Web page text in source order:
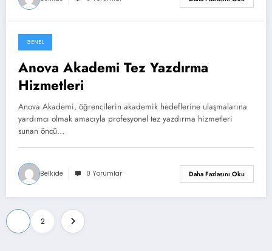
Mart 2, 2024
GENEL
Anova Akademi Tez Yazdırma
Hizmetleri
Anova Akademi, öğrencilerin akademik hedeflerine ulaşmalarına
yardımcı olmak amacıyla profesyonel tez yazdırma hizmetleri
sunan öncü…
Belkide 0 Yorumlar Daha Fazlasını Oku
Yazı
sayfalaması
2